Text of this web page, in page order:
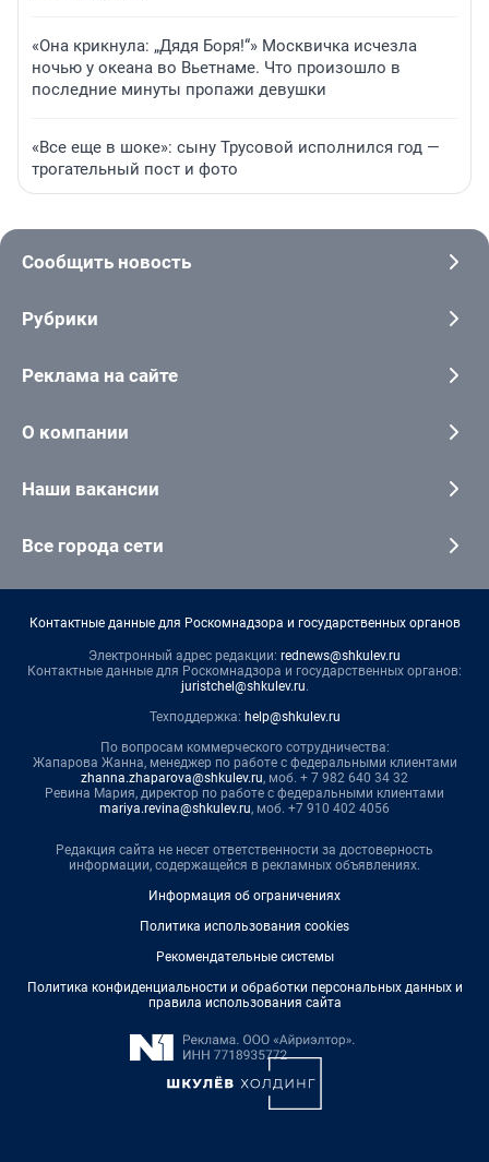
«Она крикнула: „Дядя Боря!“» Москвичка исчезла
ночью у океана во Вьетнаме. Что произошло в
последние минуты пропажи девушки
«Все еще в шоке»: сыну Трусовой исполнился год —
трогательный пост и фото
Сообщить новость
Рубрики
Реклама на сайте
О компании
Наши вакансии
Все города сети
Контактные данные для Роскомнадзора и государственных органов
Электронный адрес редакции: rednews@shkulev.ru
Контактные данные для Роскомнадзора и государственных органов:
juristchel@shkulev.ru.
Техподдержка: help@shkulev.ru
По вопросам коммерческого сотрудничества:
Жапарова Жанна, менеджер по работе с федеральными клиентами
zhanna.zhaparova@shkulev.ru, моб. + 7 982 640 34 32
Ревина Мария, директор по работе с федеральными клиентами
mariya.revina@shkulev.ru, моб. +7 910 402 4056
Редакция сайта не несет ответственности за достоверность
информации, содержащейся в рекламных объявлениях.
Информация об ограничениях
Политика использования cookies
Рекомендательные системы
Политика конфиденциальности и обработки персональных данных и
правила использования сайта